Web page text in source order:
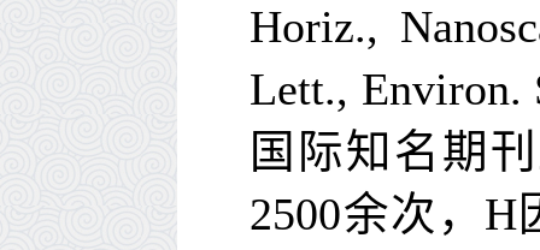
Horiz.,
Lett., Environ.
国际知名期
2500余次， H